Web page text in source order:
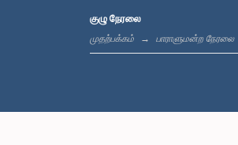
குழு நேரலை
முதற்பக்கம் பாராளுமன்ற நேரலை